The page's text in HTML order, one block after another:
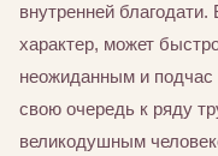
внутренней
характер, может
неожиданным и
свою очередь к ряду
великодушным